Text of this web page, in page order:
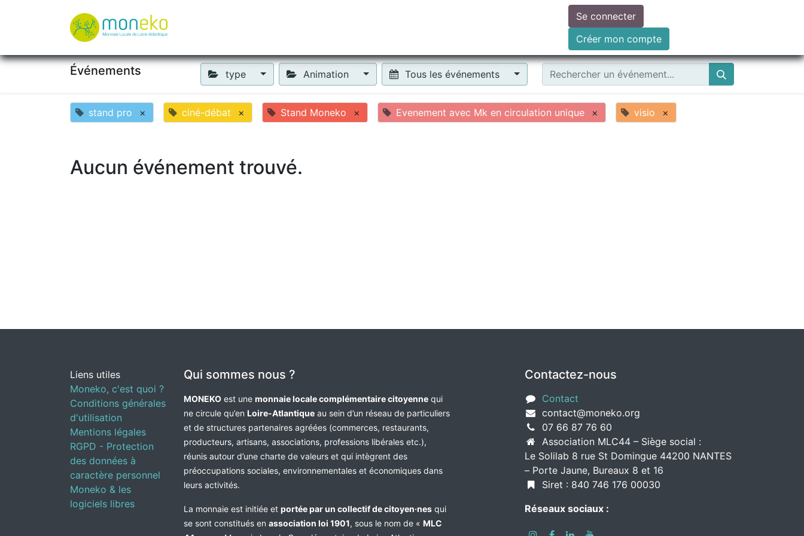
Faire un don
Se connecter
Créer mon compte
Événements type Animation Tous les événements
stand pro × ciné-débat × Stand Moneko × Evenement avec Mk en circulation unique × visio ×
Aucun événement trouvé.
Liens utiles
Moneko, c'est quoi ?
Conditions générales
d'utilisation
Mentions légales
RGPD - Protection
des données à
caractère personnel
Moneko & les
logiciels libres
Qui sommes nous ?
MONEKO est une monnaie locale complémentaire citoyenne qui
ne circule qu’en Loire-Atlantique au sein d’un réseau de particuliers
et de structures partenaires agréées (commerces, restaurants,
producteurs, artisans, associations, professions libérales etc.),
réunis autour d’une charte de valeurs et qui intègrent des
préoccupations sociales, environnementales et économiques dans
leurs activités.
La monnaie est initiée et portée par un collectif de citoyen·nes qui
se sont constitués en association loi 1901, sous le nom de « MLC
Contactez-nous
Contact
contact@moneko.org
07 66 87 76 60
Association MLC44 – Siège social :
Le Solilab 8 rue St Domingue 44200 NANTES
– Porte Jaune, Bureaux 8 et 16
Siret : 840 746 176 00030
Réseaux sociaux :